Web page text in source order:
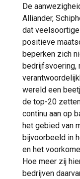
De
Alliander,
dat
positieve
beperken zich
bedrijfsvoering,
wereld een
de top-20
continu aan op
het gebied van
bijvoorbeeld in
en het
Hoe meer zij
bedrijven